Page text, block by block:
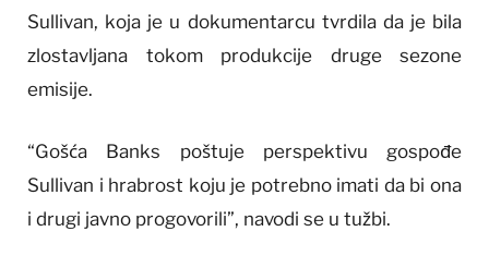
Sullivan, koja je u dokumentarcu tvrdila da je bila
zlostavljana tokom produkcije druge sezone
emisije.
“Gošća Banks poštuje perspektivu gospođe
Sullivan i hrabrost koju je potrebno imati da bi ona
i drugi javno progovorili”, navodi se u tužbi.